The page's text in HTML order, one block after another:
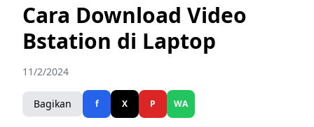
Cara Download Video
Bstation di Laptop
11/2/2024
Bagikan f X P WA